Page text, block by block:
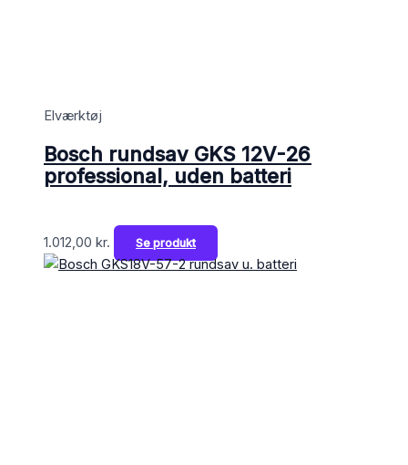
Elværktøj
Bosch rundsav GKS 12V-26
professional, uden batteri
1.012,00 kr. Se produkt